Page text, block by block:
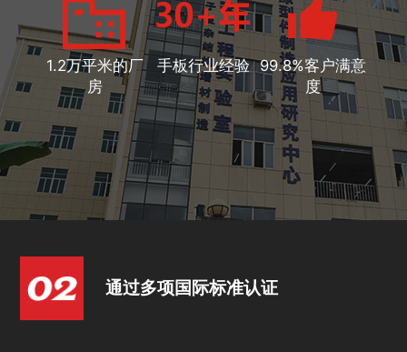
1.2万平米的厂
房
手板行业经验 99.8%客户满意
度
通过多项国际标准认证